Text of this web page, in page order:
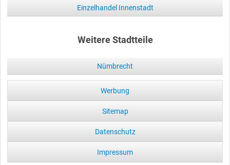
Einzelhandel Innenstadt
Weitere Stadtteile
Nümbrecht
Werbung
Sitemap
Datenschutz
Impressum